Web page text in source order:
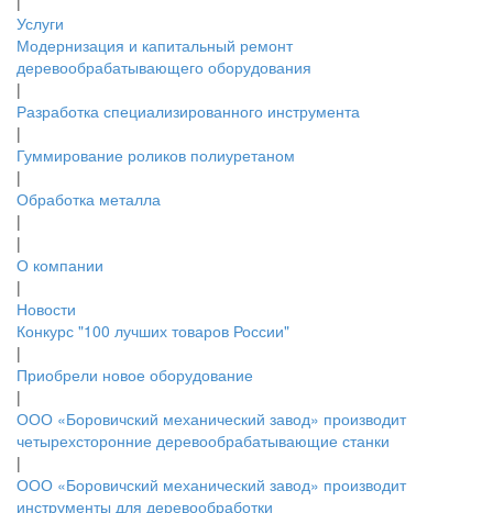
Услуги
Модернизация и капитальный ремонт
деревообрабатывающего оборудования
|
Разработка специализированного инструмента
|
Гуммирование роликов полиуретаном
|
Обработка металла
|
|
О компании
|
Новости
Конкурс "100 лучших товаров России"
|
Приобрели новое оборудование
|
ООО «Боровичский механический завод» производит
четырехсторонние деревообрабатывающие станки
|
ООО «Боровичский механический завод» производит
инструменты для деревообработки